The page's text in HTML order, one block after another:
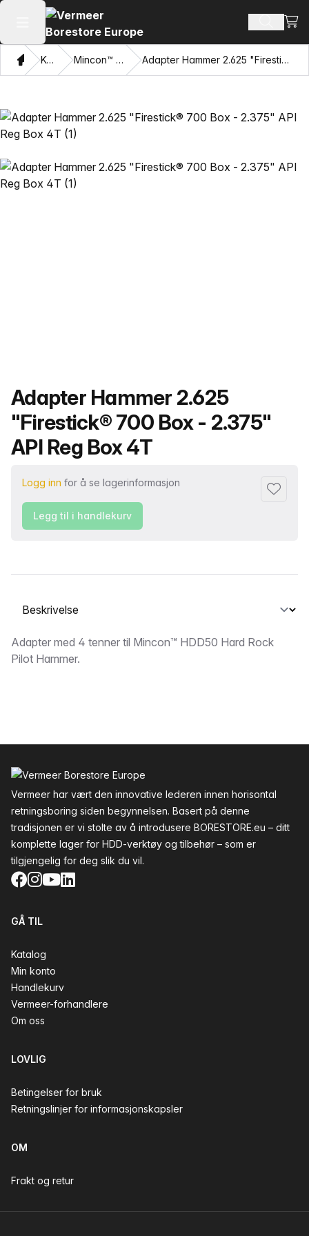
Åpne hovedmenyen SøkVis
HjemKatalog Mincon™ HDD-hammere Adapter Hammer 2.625 "Firestick® 700 Box - 2.375" API Reg Box 4T
Produktnavn
Adapter Hammer 2.625
"Firestick® 700 Box - 2.375"
API Reg Box 4T
Logg inn for å se lagerinformasjon
Legg til
Legg til i handlekurv
Velg en fane
Beskrivelse
Adapter med 4 tenner til Mincon™ HDD50 Hard Rock
Pilot Hammer.
Vermeer har vært den innovative lederen innen horisontal
retningsboring siden begynnelsen. Basert på denne
tradisjonen er vi stolte av å introdusere BORESTORE.eu – ditt
komplette lager for HDD-verktøy og tilbehør – som er
tilgjengelig for deg slik du vil.
Facebook
Instagram
YouTube
LinkedIn
GÅ TIL
Katalog
Min konto
Handlekurv
Vermeer-forhandlere
Om oss
LOVLIG
Betingelser for bruk
Retningslinjer for informasjonskapsler
OM
Frakt og retur